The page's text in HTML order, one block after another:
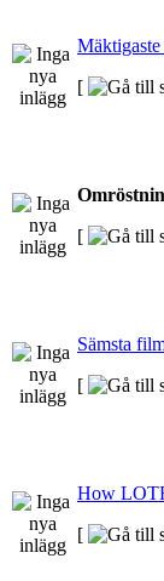
[
[
Sämsta
[
How
[